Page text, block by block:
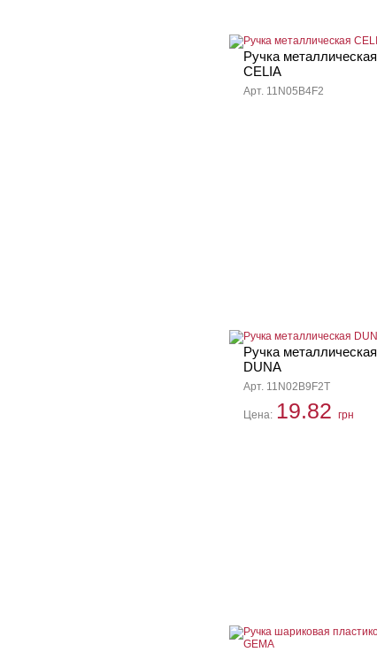
Ручка металлическая
CELIA
Арт. 11N05B4F2
Ручка металлическая
DUNA
Арт. 11N02B9F2T
Цена: 19.82 грн